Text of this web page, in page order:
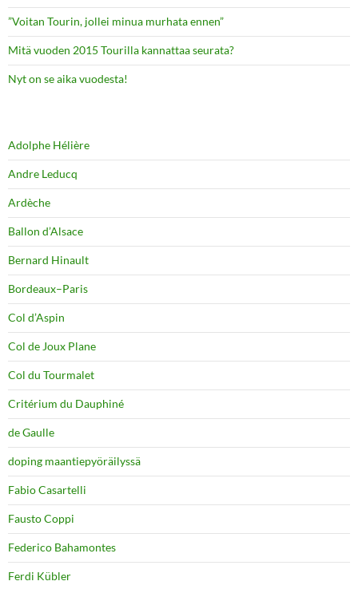
”Voitan Tourin, jollei minua murhata ennen”
Mitä vuoden 2015 Tourilla kannattaa seurata?
Nyt on se aika vuodesta!
Adolphe Hélière
Andre Leducq
Ardèche
Ballon d’Alsace
Bernard Hinault
Bordeaux–Paris
Col d’Aspin
Col de Joux Plane
Col du Tourmalet
Critérium du Dauphiné
de Gaulle
doping maantiepyöräilyssä
Fabio Casartelli
Fausto Coppi
Federico Bahamontes
Ferdi Kübler